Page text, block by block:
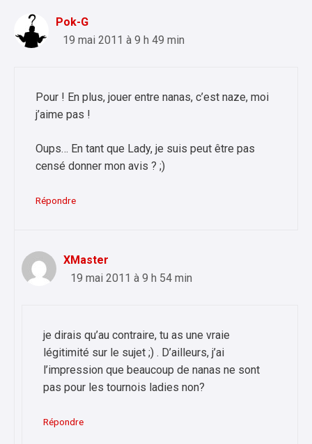
Pok-G
19 mai 2011 à 9 h 49 min
Pour ! En plus, jouer entre nanas, c’est naze, moi
j’aime pas !
Oups… En tant que Lady, je suis peut être pas
censé donner mon avis ? ;)
Répondre
XMaster
19 mai 2011 à 9 h 54 min
je dirais qu’au contraire, tu as une vraie
légitimité sur le sujet ;) . D’ailleurs, j’ai
l’impression que beaucoup de nanas ne sont
pas pour les tournois ladies non?
Répondre